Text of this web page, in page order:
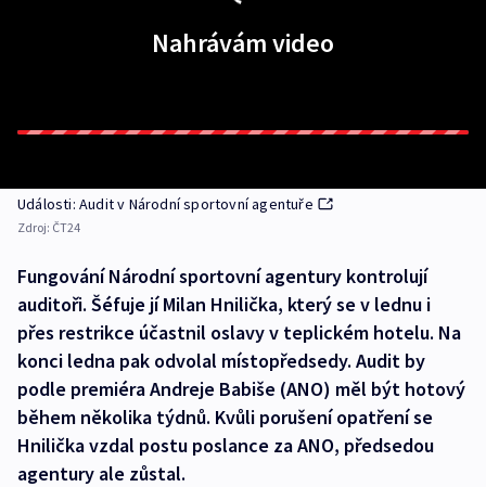
Nahrávám video
Události: Audit v Národní sportovní agentuře
Zdroj: ČT24
Fungování Národní sportovní agentury kontrolují
auditoři. Šéfuje jí Milan Hnilička, který se v lednu i
přes restrikce účastnil oslavy v teplickém hotelu. Na
konci ledna pak odvolal místopředsedy. Audit by
podle premiéra Andreje Babiše (ANO) měl být hotový
během několika týdnů. Kvůli porušení opatření se
Hnilička vzdal postu poslance za ANO, předsedou
agentury ale zůstal.